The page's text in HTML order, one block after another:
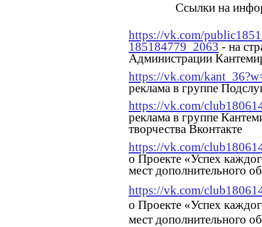
Ссылки на
https://vk.com/
185184779_2063 - на
Администрации
https://vk.com/
реклама в группе
https://vk.com/
реклама в группе
творчества Вконтакте
https://vk.com/
о Проекте «Успех
мест дополнительного
https://vk.com/
о Проекте «Успех
мест дополнительного